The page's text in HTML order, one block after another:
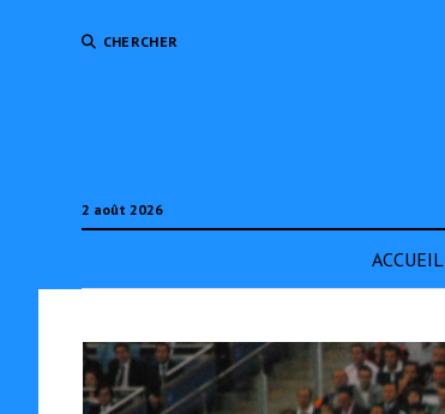
CHERCHER
2 août 2026
ACCUEIL